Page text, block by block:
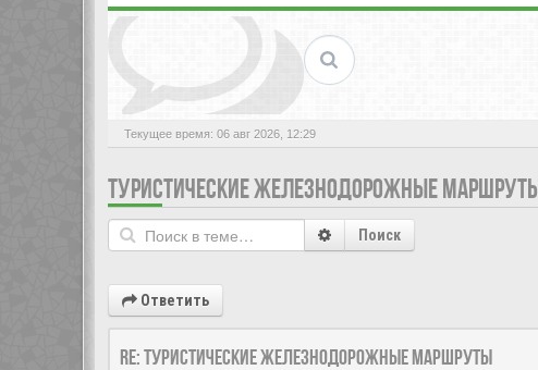
Текущее время: 06 авг 2026, 12:29
ТУРИСТИЧЕСКИЕ ЖЕЛЕЗНОДОРОЖНЫЕ МАРШРУТЫ
Поиск
Ответить
Re: Туристические железнодорожные маршруты